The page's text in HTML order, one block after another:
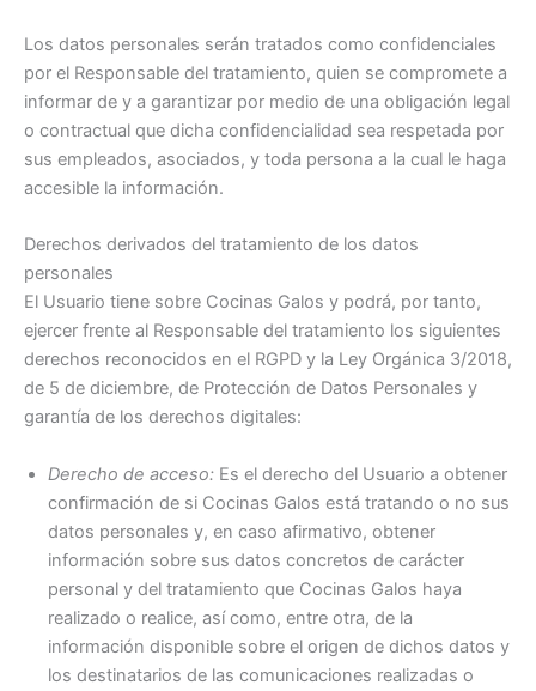
Los datos personales serán tratados como confidenciales
por el Responsable del tratamiento, quien se compromete a
informar de y a garantizar por medio de una obligación legal
o contractual que dicha confidencialidad sea respetada por
sus empleados, asociados, y toda persona a la cual le haga
accesible la información.
Derechos derivados del tratamiento de los datos
personales
El Usuario tiene sobre Cocinas Galos y podrá, por tanto,
ejercer frente al Responsable del tratamiento los siguientes
derechos reconocidos en el RGPD y la Ley Orgánica 3/2018,
de 5 de diciembre, de Protección de Datos Personales y
garantía de los derechos digitales:
Derecho de acceso: Es el derecho del Usuario a obtener
confirmación de si Cocinas Galos está tratando o no sus
datos personales y, en caso afirmativo, obtener
información sobre sus datos concretos de carácter
personal y del tratamiento que Cocinas Galos haya
realizado o realice, así como, entre otra, de la
información disponible sobre el origen de dichos datos y
los destinatarios de las comunicaciones realizadas o